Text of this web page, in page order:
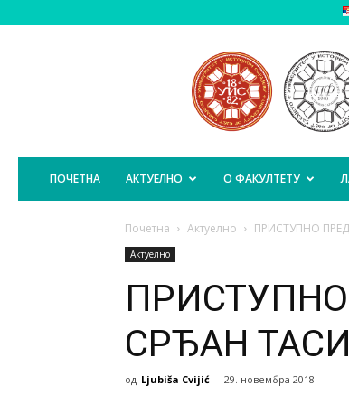
Пољопривредни
Факултет
Источно
Сарајево
ПОЧЕТНА АКТУЕЛНО О ФАКУЛТЕТУ
Почетна Актуелно ПРИСТУПНО
Актуелно
СРЂАН
од Ljubiša Cvijić - 29. новембра 2018.